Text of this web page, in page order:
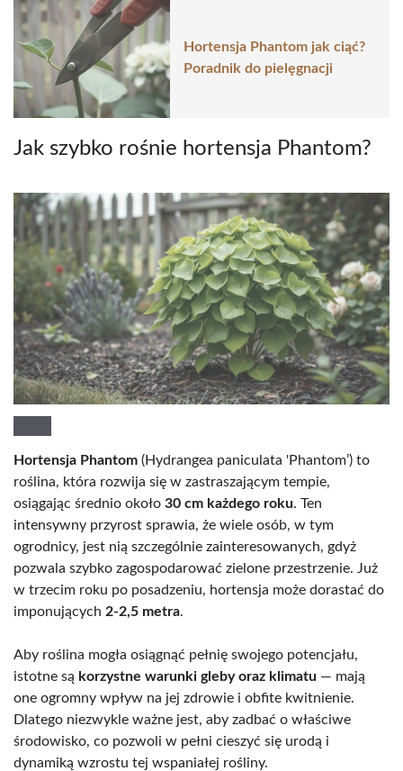
Hortensja Phantom jak ciąć?
Poradnik do pielęgnacji
Jak szybko rośnie hortensja Phantom?
Hortensja Phantom (Hydrangea paniculata 'Phantom’) to
roślina, która rozwija się w zastraszającym tempie,
osiągając średnio około 30 cm każdego roku. Ten
intensywny przyrost sprawia, że wiele osób, w tym
ogrodnicy, jest nią szczególnie zainteresowanych, gdyż
pozwala szybko zagospodarować zielone przestrzenie. Już
w trzecim roku po posadzeniu, hortensja może dorastać do
imponujących 2-2,5 metra.
Aby roślina mogła osiągnąć pełnię swojego potencjału,
istotne są korzystne warunki gleby oraz klimatu — mają
one ogromny wpływ na jej zdrowie i obfite kwitnienie.
Dlatego niezwykle ważne jest, aby zadbać o właściwe
środowisko, co pozwoli w pełni cieszyć się urodą i
dynamiką wzrostu tej wspaniałej rośliny.